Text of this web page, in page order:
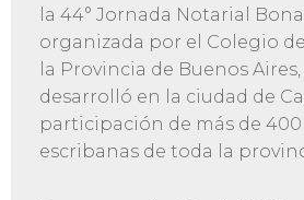
la 44° Jornada Notarial
organizada por el Colegio
la Provincia de Buenos
desarrolló en la ciudad de
participación de más de
escribanas de toda la